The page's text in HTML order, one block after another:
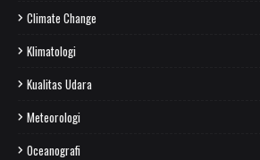
Climate Change
Klimatologi
Kualitas Udara
Meteorologi
Oceanografi